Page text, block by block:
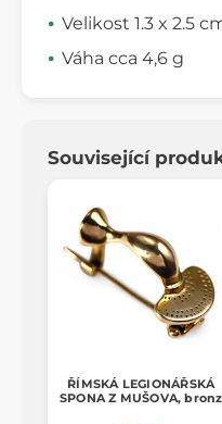
Velikost 1.3 x 2.5
Váha cca 4,6 g
Související
ŘÍMSKÁ LEGIONÁŘSKÁ
SPONA Z MUŠOVA, bronz